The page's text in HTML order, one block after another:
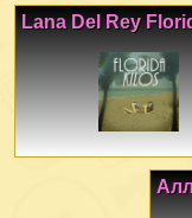
Lana Del Rey